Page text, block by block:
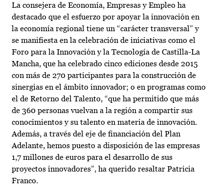
La consejera de Economía, Empresas y Empleo ha
destacado que el esfuerzo por apoyar la innovación en
la economía regional tiene un “carácter transversal” y
se manifiesta en la celebración de iniciativas como el
Foro para la Innovación y la Tecnología de Castilla-La
Mancha, que ha celebrado cinco ediciones desde 2015
con más de 270 participantes para la construcción de
sinergias en el ámbito innovador; o en programas como
el de Retorno del Talento, “que ha permitido que más
de 360 personas vuelvan a la región a compartir sus
conocimientos y su talento en materia de innovación.
Además, a través del eje de financiación del Plan
Adelante, hemos puesto a disposición de las empresas
1,7 millones de euros para el desarrollo de sus
proyectos innovadores”, ha querido resaltar Patricia
Franco.